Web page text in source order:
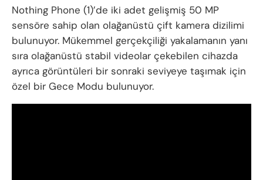
Nothing Phone (1)’de iki adet gelişmiş 50 MP
sensöre sahip olan olağanüstü çift kamera dizilimi
bulunuyor. Mükemmel gerçekçiliği yakalamanın yanı
sıra olağanüstü stabil videolar çekebilen cihazda
ayrıca görüntüleri bir sonraki seviyeye taşımak için
özel bir Gece Modu bulunuyor.